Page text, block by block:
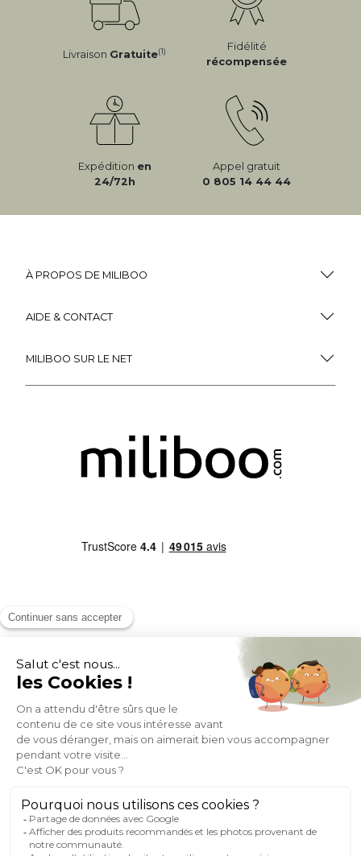
Livraison Gratuite(1)
Fidélité
récompensée
Expédition en
24/72h
Appel gratuit
0 805 14 44 44
À PROPOS DE MILIBOO
AIDE & CONTACT
MILIBOO SUR LE NET
MOYENS DE PAIEMENT